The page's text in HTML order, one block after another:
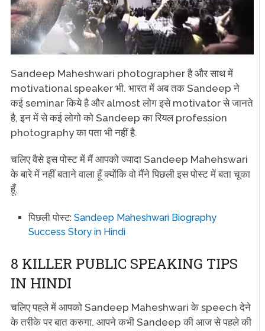
Sandeep Maheshwari photographer है और साथ में
motivational speaker भी. भारत में अब तक Sandeep ने
कई seminar किये है और almost लोग इसे motivator से जानते
है, इन में से कई लोगो को Sandeep का रियल profession
photography का पता भी नहीं है.
चलिए वैसे इस पोस्ट में मैं आपको ज्यादा Sandeep Mahehswari
के बारे में नहीं बताने वाला हूँ क्योंकि वो मैंने पिछली इस पोस्ट में बता चूका
हूँ.
पिछली पोस्ट: Sandeep Maheshwari Biography
Success Story in Hindi
8 KILLER PUBLIC SPEAKING TIPS
IN HINDI
चलिए पहले में आपको Sandeep Maheshwari के speech देने
के तरीके पर बात करुगा. आपने कभी Sandeep की आज से पहले की